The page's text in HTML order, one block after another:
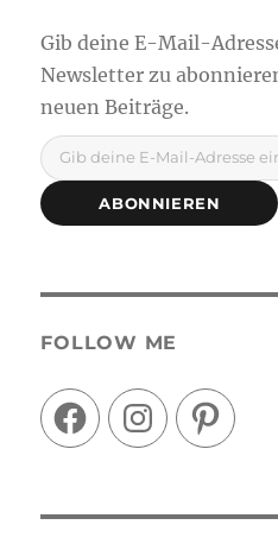
Gib deine E-Mail-Adresse ein ...
ABONNIEREN
FOLLOW ME
FacebookInstagramPinterest